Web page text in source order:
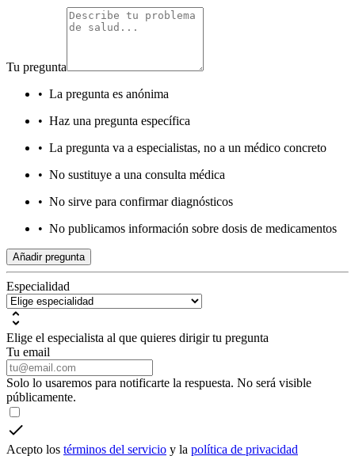
Tu pregunta
• La pregunta es anónima
• Haz una pregunta específica
• La pregunta va a especialistas, no a un médico concreto
• No sustituye a una consulta médica
• No sirve para confirmar diagnósticos
• No publicamos información sobre dosis de medicamentos
Añadir pregunta
Especialidad
Elige el especialista al que quieres dirigir tu pregunta
Tu email
Solo lo usaremos para notificarte la respuesta. No será visible
públicamente.
Acepto los términos del servicio y la política de privacidad